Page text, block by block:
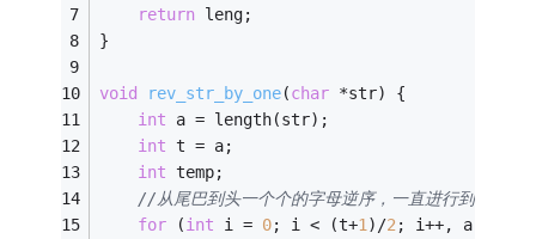
return leng;
}
void rev_str_by_one(char *str)
{
int a = length(str);
int t = a;
int temp;
//从尾巴到头一个个的字母逆序，一直进行到(t+1)/
for (int i = 0; i < (t+1)/2; i++, a--) {